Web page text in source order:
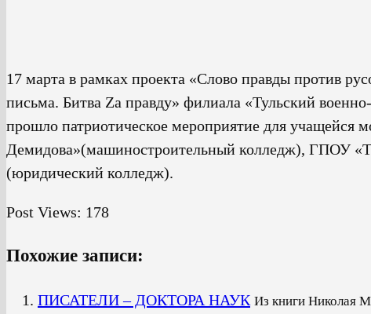
17 марта в рамках проекта «Слово правды против
письма. Битва Za правду» филиала «Тульский
прошло патриотическое мероприятие для
Демидова»(машиностроительный колледж),
(юридический колледж).
Post Views: 178
Похожие записи:
ПИСАТЕЛИ – ДОКТОРА НАУК Из книги